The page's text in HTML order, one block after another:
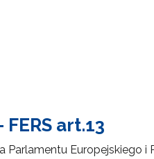
art.13
Parlamentu Europejskiego i